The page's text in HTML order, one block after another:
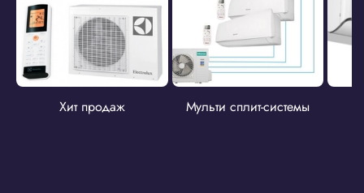
Хит продаж Мульти сплит-системы